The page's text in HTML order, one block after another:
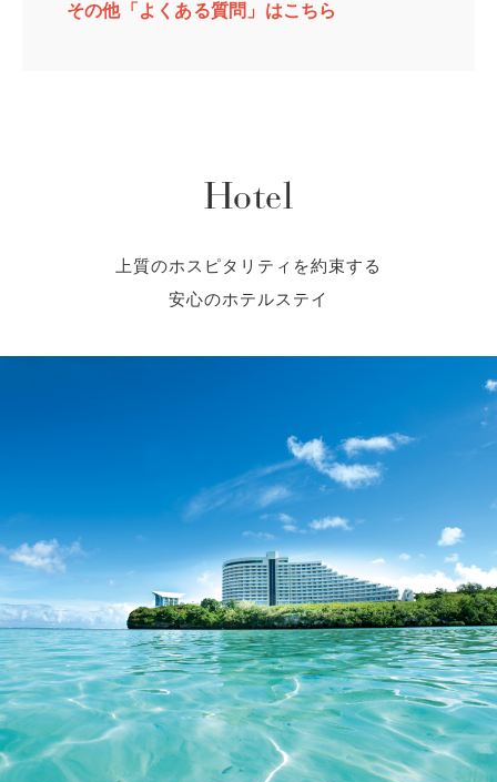
その他「よくある質問」はこちら
Hotel
上質のホスピタリティを約束する
安心のホテルステイ